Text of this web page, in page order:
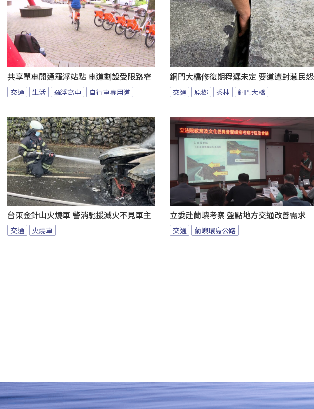
共享單車開通羅浮站點 車道劃設受限路窄
交通 生活 羅浮高中 自行車專用道
銅門大橋修復期程遲未定 要道遭封惹民怨
交通 原鄉 秀林 銅門大橋
台東金針山火燒車 警消馳援滅火不見車主
交通 火燒車
立委赴蘭嶼考察 盤點地方交通改善需求
交通 蘭嶼環島公路